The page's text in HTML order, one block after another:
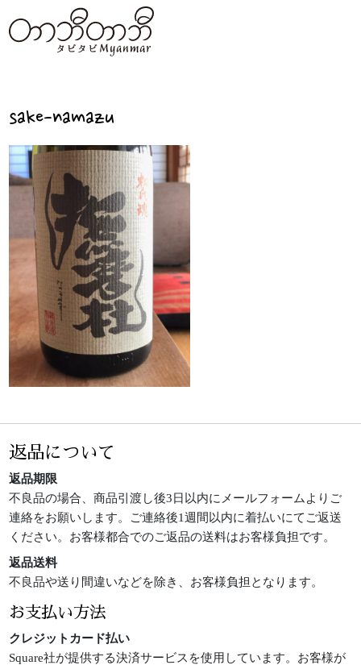
sake-namazu
返品について
返品期限
不良品の場合、商品引渡し後3日以内にメールフォームよりご
連絡をお願いします。ご連絡後1週間以内に着払いにてご返送
ください。お客様都合でのご返品の送料はお客様負担です。
返品送料
不良品や送り間違いなどを除き、お客様負担となります。
お支払い方法
クレジットカード払い
Square社が提供する決済サービスを使用しています。お客様が